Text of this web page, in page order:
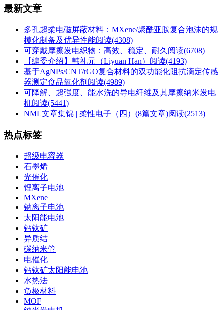
最新文章
多孔超柔电磁屏蔽材料：MXene/聚酰亚胺复合泡沫的规
模化制备及优异性能阅读(4308)
可穿戴摩擦发电织物：高效、稳定、耐久 阅读(6708)
【编委介绍】韩礼元（Liyuan Han） 阅读(4193)
基于AgNPs/CNT/rGO复合材料的双功能化阻抗滴定传感
器测定食品氧化剂 阅读(4989)
可降解、超强度、能水洗的导电纤维及其摩擦纳米发电
机阅读(5441)
NML文章集锦 | 柔性电子（四）(8篇文章)阅读(2513)
热点标签
超级电容器
石墨烯
光催化
锂离子电池
MXene
钠离子电池
太阳能电池
钙钛矿
异质结
碳纳米管
电催化
钙钛矿太阳能电池
水热法
负极材料
MOF